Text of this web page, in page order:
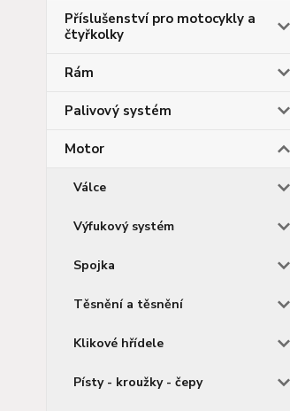
Příslušenství pro motocykly a
čtyřkolky
Rám
Palivový systém
Motor
Válce
Výfukový systém
Spojka
Těsnění a těsnění
Klikové hřídele
Písty - kroužky - čepy